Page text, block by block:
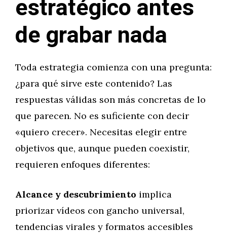
estratégico antes
de grabar nada
Toda estrategia comienza con una pregunta:
¿para qué sirve este contenido? Las
respuestas válidas son más concretas de lo
que parecen. No es suficiente con decir
«quiero crecer». Necesitas elegir entre
objetivos que, aunque pueden coexistir,
requieren enfoques diferentes:
Alcance y descubrimiento implica
priorizar vídeos con gancho universal,
tendencias virales y formatos accesibles